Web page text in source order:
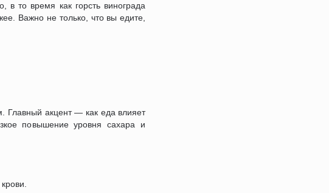
в то время как горсть винограда
Важно не только, что вы едите,
Главный акцент — как еда влияет
повышение уровня сахара и